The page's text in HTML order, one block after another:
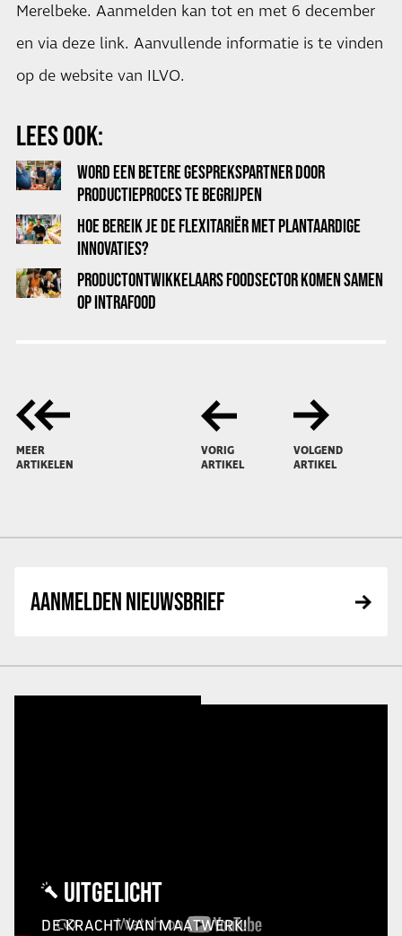
Merelbeke. Aanmelden kan tot en met 6 december
en via deze link. Aanvullende informatie is te vinden
op de website van ILVO.
LEES OOK:
WORD EEN BETERE GESPREKSPARTNER DOOR
PRODUCTIEPROCES TE BEGRIJPEN
HOE BEREIK JE DE FLEXITARIËR MET PLANTAARDIGE
INNOVATIES?
PRODUCTONTWIKKELAARS FOODSECTOR KOMEN SAMEN
OP INTRAFOOD
MEER
ARTIKELEN
VORIG
ARTIKEL
VOLGEND
ARTIKEL
AANMELDEN NIEUWSBRIEF
UITGELICHT
DE KRACHT VAN MAATWERK!